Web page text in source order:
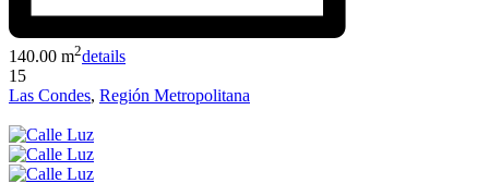
140.00 m2details
15
Las Condes, Región Metropolitana